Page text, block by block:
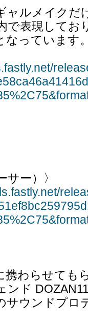
ャルメイクだ
で表現してお
なっています
サー）〉
携わらせても
ンド
サウンドプロ